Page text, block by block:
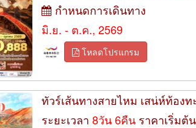
กำหนดการเดินทาง
มิ.ย. - ต.ค., 2569
โหลดโปรแกรม
ทัวร์เส้นทางสายไหม เสน่ห์ท้อง
ระยะเวลา8วัน 6คืน ราคาเริ่มต้